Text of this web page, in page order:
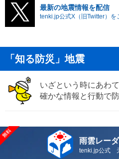
最新の地震情報を配信
tenki.jp公式X（旧Twitter）を
「知る防災」地震
いざという時にあわ
確かな情報と行動で
雨雲レー
tenki.jp公式